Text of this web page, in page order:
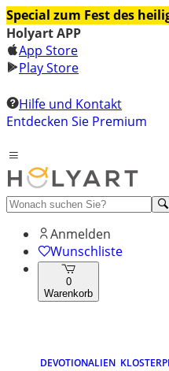
Special zum Fest des
Holyart APP
App Store
Play Store
Hilfe und Kontakt
Entdecken Sie Premium
Anmelden
Wunschliste
0
Warenkorb
DEVOTIONALIEN